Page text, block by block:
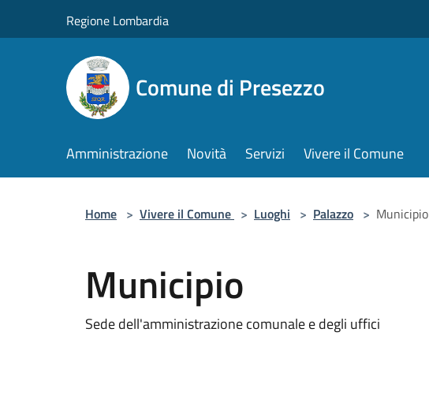
Regione Lombardia
Comune di Presezzo
Amministrazione Novità Servizi Vivere il Comune
Home > Vivere il Comune > Luoghi > Palazzo > Municipio
Municipio
Sede dell'amministrazione comunale e degli uffici